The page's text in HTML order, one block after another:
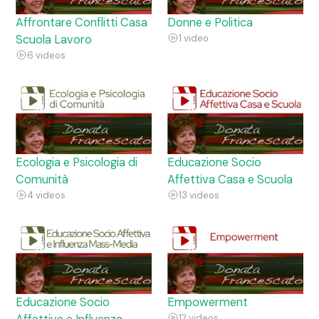
Affrontare Conflitti Casa
Scuola Lavoro
6 videos
Donne e Politica
1 video
Ecologia e Psicologia di
Comunità
4 videos
Educazione Socio
Affettiva Casa e Scuola
13 videos
Educazione Socio
Empowerment